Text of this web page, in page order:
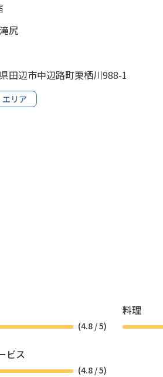
尻
田辺市中辺路町栗栖川988-1
エリア
(4.8/ 5)
料理
ビス
(4.8/ 5)